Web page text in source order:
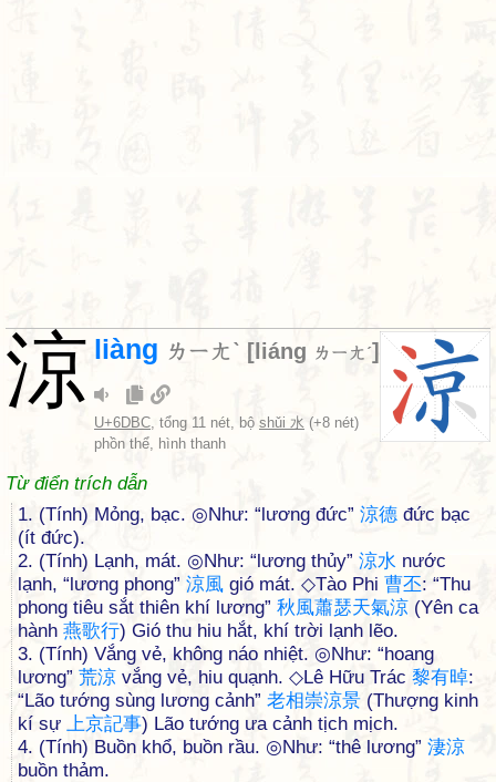
涼 liàng ㄌㄧㄤˋ [ liáng ㄌㄧㄤˊ]
U+6DBC, tổng 11 nét, bộ shǔi 水 (+8 nét)
phồn thể, hình thanh
Từ điển trích dẫn
1. (Tính) Mỏng, bạc. ◎Như: “lương đức” 涼德 đức bạc
(ít đức).
2. (Tính) Lạnh, mát. ◎Như: “lương thủy” 涼水 nước
lạnh, “lương phong” 涼風 gió mát. ◇Tào Phi 曹丕: “Thu
phong tiêu sắt thiên khí lương” 秋風蕭瑟天氣涼 (Yên ca
hành 燕歌行) Gió thu hiu hắt, khí trời lạnh lẽo.
3. (Tính) Vắng vẻ, không náo nhiệt. ◎Như: “hoang
lương” 荒涼 vắng vẻ, hiu quạnh. ◇Lê Hữu Trác 黎有晫:
“Lão tướng sùng lương cảnh” 老相崇涼景 (Thượng kinh
kí sự 上京記事) Lão tướng ưa cảnh tịch mịch.
4. (Tính) Buồn khổ, buồn rầu. ◎Như: “thê lương” 淒涼
buồn thảm.